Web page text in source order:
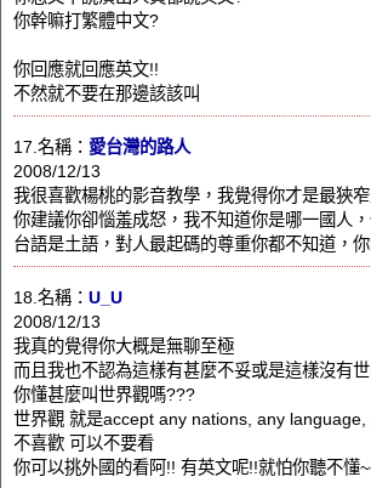
你幹嘛打繁體中文?
你回應就回應英文!!
不然就不要在那邊該該叫
17.名稱： 愛台灣的路人
2008/12/13
我很喜歡楊桃的影音教學，我覺得你才是最狹
你建議你卻惱羞成怒，我不知道你是哪一國人
台語是土語，對人最起碼的尊重你都不知道，
18.名稱： U_U
2008/12/13
我真的覺得你大概是無聊至極
而且我也不認為這樣有甚麼不妥或是這樣沒有
你懂甚麼叫世界觀嗎???
世界觀 就是accept any nations, any
不喜歡 可以不要看
你可以挑外國的看阿!! 有英文呢!!就怕你聽不懂